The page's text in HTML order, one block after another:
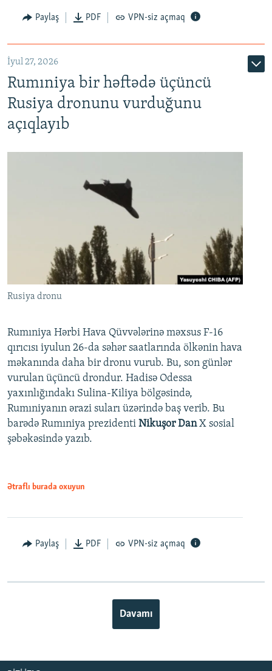
Paylaş PDF VPN-siz açmaq
İyul 27, 2026
Rumıniya bir həftədə üçüncü
Rusiya dronunu vurduğunu
açıqlayıb
Rusiya dronu
Rumıniya Hərbi Hava Qüvvələrinə məxsus F-16
qırıcısı iyulun 26-da səhər saatlarında ölkənin hava
məkanında daha bir dronu vurub. Bu, son günlər
vurulan üçüncü drondur. Hadisə Odessa
yaxınlığındakı Sulina-Kiliya bölgəsində,
Rumıniyanın ərazi suları üzərində baş verib. Bu
barədə Rumıniya prezidenti Nikuşor DanX sosial
şəbəkəsində yazıb.
Ətraflı burada oxuyun
Paylaş PDF VPN-siz açmaq
Davamı